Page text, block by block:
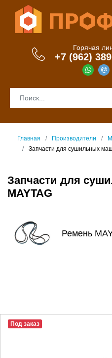
Горячая
+7 (962)
Главная Производители
Запчасти для сушильных
Запчасти для
MAYTAG
Ремень
Под заказ